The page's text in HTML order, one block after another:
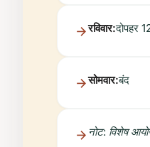
रविवार:दोपहर
सोमवार:बंद
नोट: विशेष